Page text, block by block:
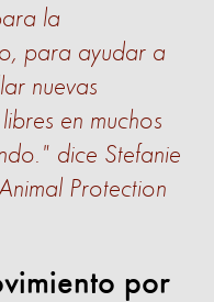
la
para ayudar a
nuevas
en muchos
dice Stefanie
Protection
por